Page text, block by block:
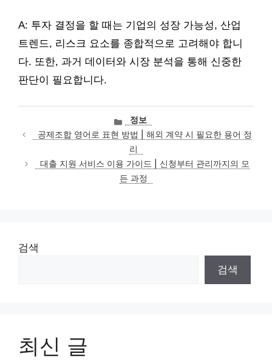
A: 투자 결정을 할 때는 기업의 성장 가능성, 산업
트렌드, 리스크 요소를 종합적으로 고려해야 합니
다. 또한, 과거 데이터와 시장 분석을 통해 신중한
판단이 필요합니다.
카
테
고
리
정보
공제조합 영어로 표현 방법 | 해외 계약 시 필요한 용어 정
리
대출 지원 서비스 이용 가이드 | 신청부터 관리까지의 모
든 과정
검색
검색
최신 글